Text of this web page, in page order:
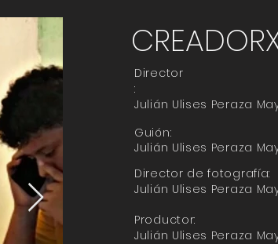
Director
:
Julián Ulises Peraza
Guión:
Julián Ulises Peraza
Director de fotografía:
Julián Ulises Peraza
Productor:
Julián Ulises Peraza